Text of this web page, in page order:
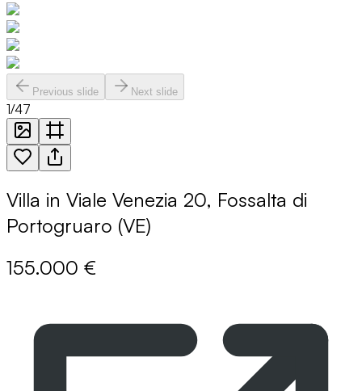
Previous slide Next slide
1/47
Villa in Viale Venezia 20, Fossalta di
Portogruaro (VE)
155.000 €